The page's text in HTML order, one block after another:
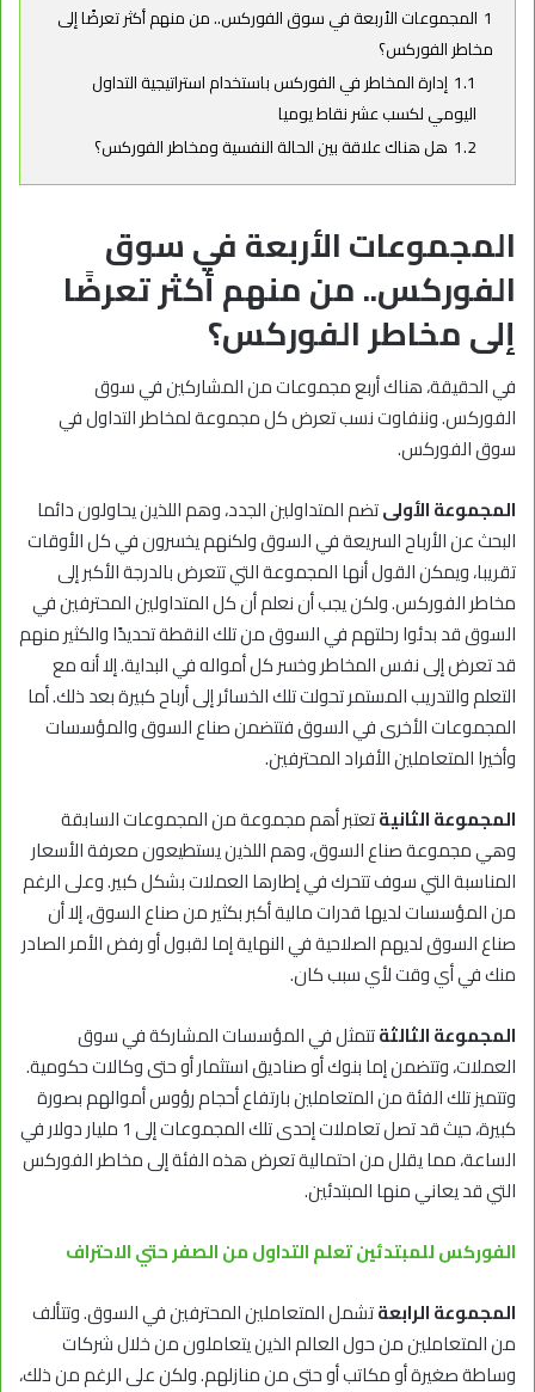
1 المجموعات الأربعة في سوق الفوركس.. من منهم أكثر تعرضًا إلى
مخاطر الفوركس؟
1.1 إدارة المخاطر في الفوركس باستخدام استراتيجية التداول
اليومي لكسب عشر نقاط يوميا
1.2 هل هناك علاقة بين الحالة النفسية ومخاطر الفوركس؟
المجموعات الأربعة في سوق
الفوركس.. من منهم أكثر تعرضًا
إلى مخاطر الفوركس؟
في الحقيقة، هناك أربع مجموعات من المشاركين في سوق
الفوركس. وننفاوت نسب تعرض كل مجموعة لمخاطر التداول في
سوق الفوركس.
المجموعة الأولىتضم المتداولين الجدد، وهم اللذين يحاولون دائما
البحث عن الأرباح السريعة في السوق ولكنهم يخسرون في كل الأوقات
تقريبا، ويمكن القول أنها المجموعة التي تتعرض بالدرجة الأكبر إلى
مخاطر الفوركس. ولكن يجب أن نعلم أن كل المتداولين المحترفين في
السوق قد بدئوا رحلتهم في السوق من تلك النقطة تحديدًا والكثير منهم
قد تعرض إلى نفس المخاطر وخسر كل أمواله في البداية. إلا أنه مع
التعلم والتدريب المستمر تحولت تلك الخسائر إلى أرباح كبيرة بعد ذلك. أما
المجموعات الأخرى في السوق فتتضمن صناع السوق والمؤسسات
وأخيرا المتعاملين الأفراد المحترفين.
المجموعة الثانيةتعتبر أهم مجموعة من المجموعات السابقة
وهي مجموعة صناع السوق، وهم اللذين يستطيعون معرفة الأسعار
المناسبة التي سوف تتحرك في إطارها العملات بشكل كبير. وعلى الرغم
من المؤسسات لديها قدرات مالية أكبر بكثير من صناع السوق، إلا أن
صناع السوق لديهم الصلاحية في النهاية إما لقبول أو رفض الأمر الصادر
منك في أي وقت لأي سبب كان.
المجموعة الثالثةتتمثل في المؤسسات المشاركة في سوق
العملات، وتتضمن إما بنوك أو صناديق استثمار أو حتى وكالات حكومية.
وتتميز تلك الفئة من المتعاملين بارتفاع أحجام رؤوس أموالهم بصورة
كبيرة، حيث قد تصل تعاملات إحدى تلك المجموعات إلى 1 مليار دولار في
الساعة، مما يقلل من احتمالية تعرض هذه الفئة إلى مخاطر الفوركس
التي قد يعاني منها المبتدئين.
الفوركس للمبتدئين تعلم التداول من الصفر حتي الاحتراف
المجموعة الرابعةتشمل المتعاملين المحترفين في السوق. وتتألف
من المتعاملين من حول العالم الذين يتعاملون من خلال شركات
وساطة صغيرة أو مكاتب أو حتى من منازلهم. ولكن على الرغم من ذلك،